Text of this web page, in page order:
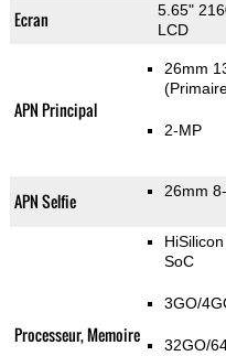
Ecran
5.65"
LCD
APN Principal
26mm
2-MP
APN Selfie 26mm
Processeur, Memoire
SoC
3GO/
32GO/